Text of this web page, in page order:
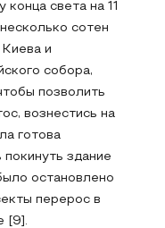
света на 11
сотен
и
собора,
позволить
вознестись на
готова
здание
остановлено
перерос в
[9].